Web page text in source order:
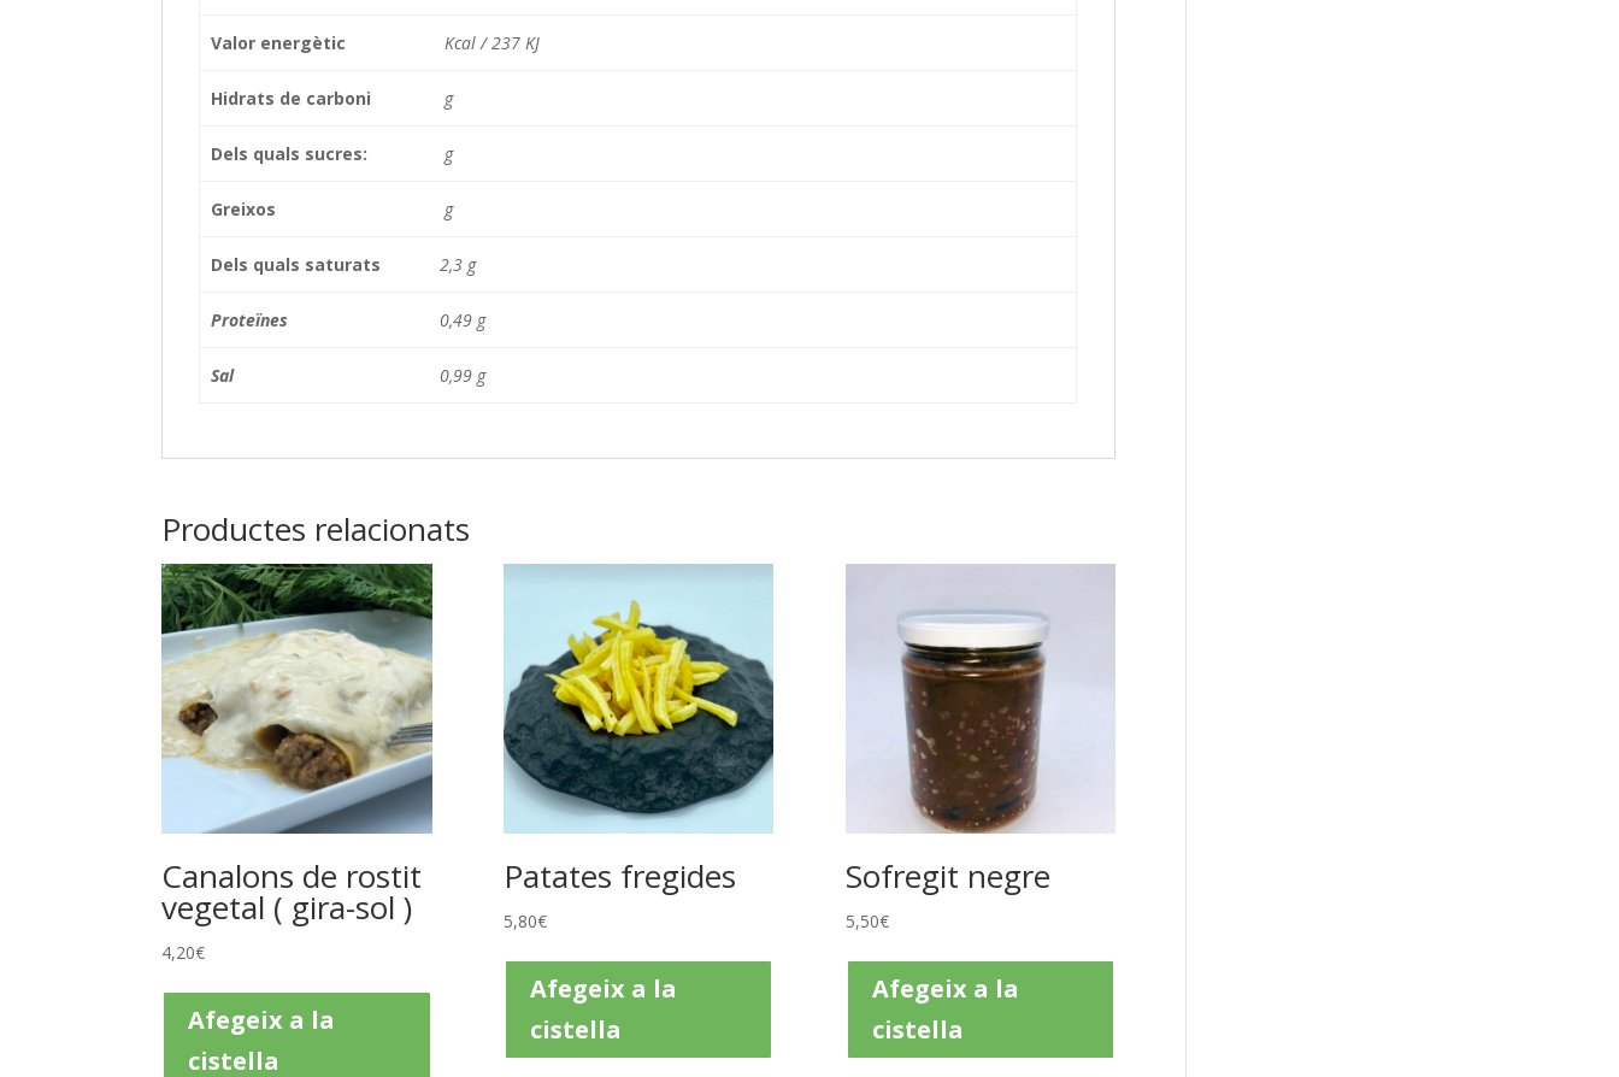
Valor energètic Kcal / 237 KJ
Hidrats de carboni g
Dels quals sucres: g
Greixos g
Dels quals saturats 2,3 g
Proteïnes 0,49 g
Sal 0,99 g
Productes relacionats
Canalons de rostit
vegetal ( gira-sol )
4,20€
Afegeix a la
cistella
Patates fregides
5,80€
Afegeix a la
cistella
Sofregit negre
5,50€
Afegeix a la
cistella